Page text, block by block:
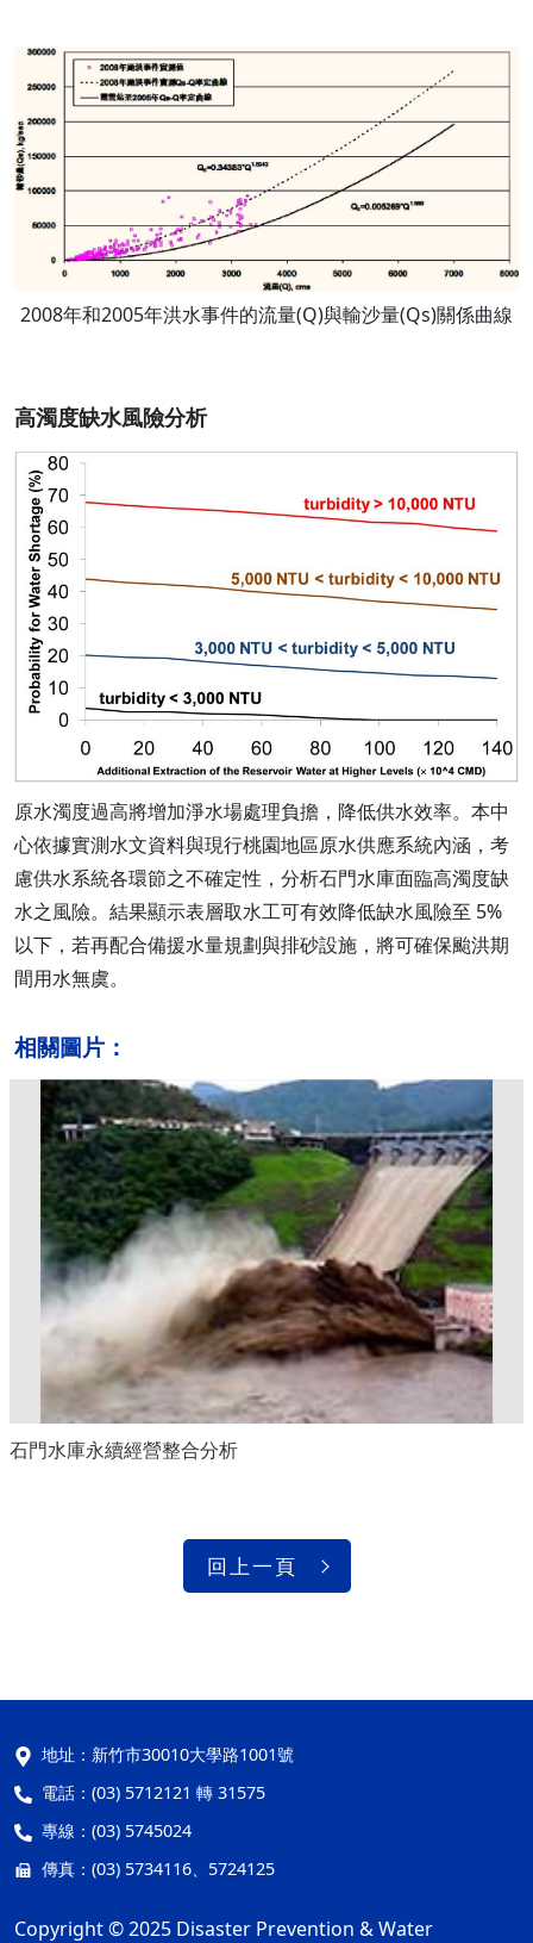
2008年和2005年洪水事件的流量(Q)與輸沙量(Qs)關係曲線
高濁度缺水風險分析
原水濁度過高將增加淨水場處理負擔，降低供水效率。本中
心依據實測水文資料與現行桃園地區原水供應系統內涵，考
慮供水系統各環節之不確定性，分析石門水庫面臨高濁度缺
水之風險。結果顯示表層取水工可有效降低缺水風險至 5%
以下，若再配合備援水量規劃與排砂設施，將可確保颱洪期
間用水無虞。
相關圖片：
石門水庫永續經營整合分析
回上一頁
地址： 新竹市30010大學路1001號
電話： (03) 5712121 轉 31575
專線： (03) 5745024
傳真： (03) 5734116、5724125
Copyright © 2025 Disaster Prevention & Water